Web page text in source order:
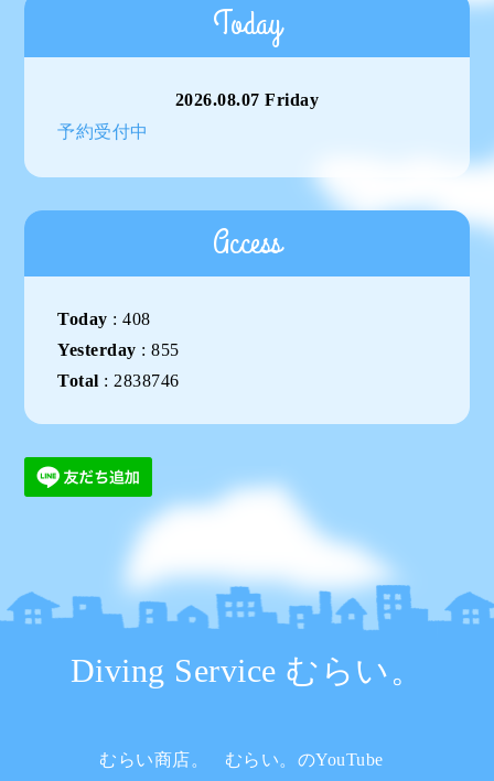
Today
2026.08.07 Friday
予約受付中
Access
Today :408
Yesterday :855
Total : 2838746
Diving Service むらい。
むらい商店。 むらい。のYouTube